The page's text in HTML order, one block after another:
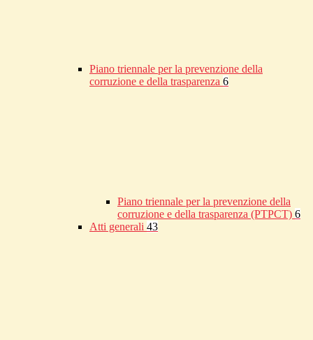
Piano triennale per la prevenzione della
corruzione e della trasparenza 6
Piano triennale per la prevenzione della
corruzione e della trasparenza (PTPCT) 6
Atti generali 43